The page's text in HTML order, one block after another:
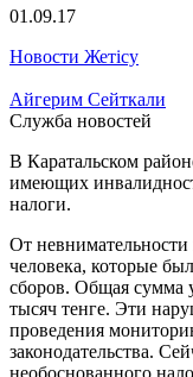
01.09.17
Новости Жетісу
Айгерим Сейткали
Служба новостей
В Каратальском
имеющих
налоги.
От
человека, которые
сборов. Общая сумма
тысяч тенге. Эти
проведения
законодательства.